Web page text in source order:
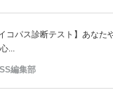
イコパス診断テスト】あなた
...
編集部